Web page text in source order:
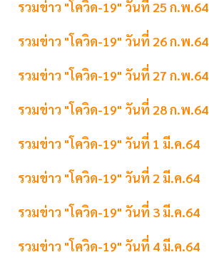
รวมข่าว "โควิด-19" วันที่ 25 ก.พ.64
รวมข่าว "โควิด-19" วันที่ 26 ก.พ.64
รวมข่าว "โควิด-19" วันที่ 27 ก.พ.64
รวมข่าว "โควิด-19" วันที่ 28 ก.พ.64
รวมข่าว "โควิด-19" วันที่ 1 มี.ค.64
รวมข่าว "โควิด-19" วันที่ 2 มี.ค.64
รวมข่าว "โควิด-19" วันที่ 3 มี.ค.64
รวมข่าว "โควิด-19" วันที่ 4 มี.ค.64